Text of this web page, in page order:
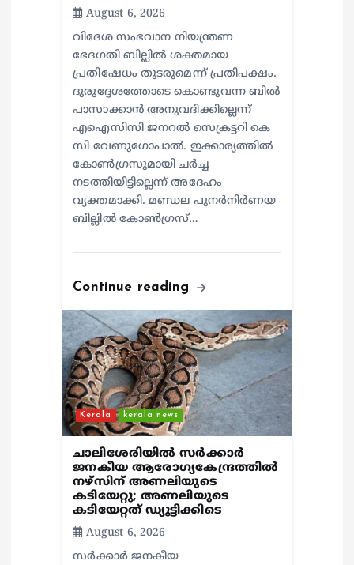
August 6, 2026
വിദേശ സംഭവാന നിയന്ത്രണ
ഭേദഗതി ബില്ലിൽ ശക്തമായ
പ്രതിഷേധം തുടരുമെന്ന് പ്രതിപക്ഷം.
ദുരുദ്ദേശത്തോടെ കൊണ്ടുവന്ന ബിൽ
പാസാക്കാൻ അനുവദിക്കില്ലെന്ന്
എഐസിസി ജനറൽ സെക്രട്ടറി കെ
സി വേണുഗോപാൽ. ഇക്കാര്യത്തിൽ
കോൺഗ്രസുമായി ചർച്ച
നടത്തിയിട്ടില്ലെന്ന് അദേഹം
വ്യക്തമാക്കി. മണ്ഡല പുനർനിർണയ
ബില്ലിൽ കോൺഗ്രസ്…
Continue reading
Kerala kerala news
ചാലിശേരിയില്‍ സര്‍ക്കാര്‍
ജനകീയ ആരോഗ്യകേന്ദ്രത്തില്‍
നഴ്സിന് അണലിയുടെ
കടിയേറ്റു; അണലിയുടെ
കടിയേറ്റത് ഡ്യൂട്ടിക്കിടെ
August 6, 2026
സര്‍ക്കാര്‍ ജനകീയ